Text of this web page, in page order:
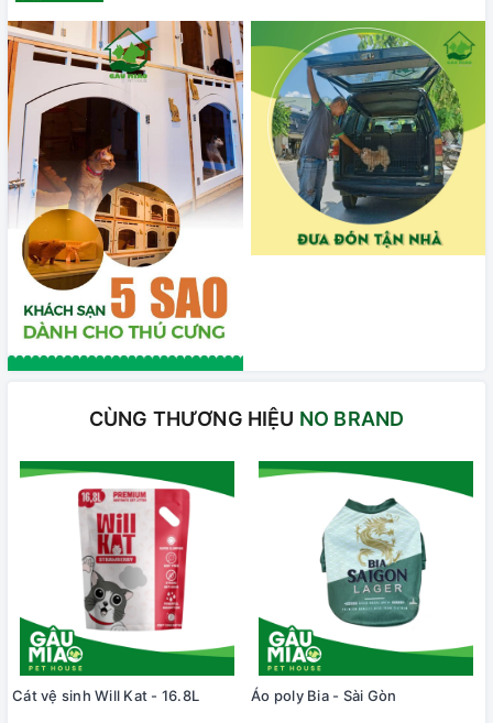
CÙNG THƯƠNG HIỆU NO BRAND
Cát vệ sinh Will Kat - 16.8L Áo poly Bia - Sài Gòn